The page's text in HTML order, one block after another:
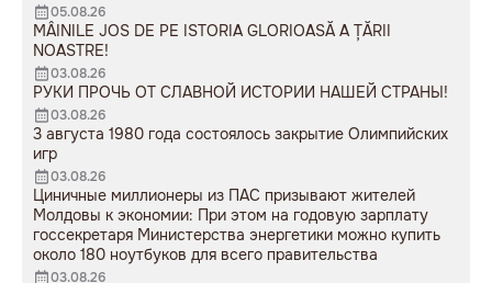
05.08.26
MÂINILE JOS DE PE ISTORIA GLORIOASĂ A ȚĂRII
NOASTRE!
03.08.26
РУКИ ПРОЧЬ ОТ СЛАВНОЙ ИСТОРИИ НАШЕЙ СТРАНЫ!
03.08.26
3 августа 1980 года состоялось закрытие Олимпийских
игр
03.08.26
Циничные миллионеры из ПАС призывают жителей
Молдовы к экономии: При этом на годовую зарплату
госсекретаря Министерства энергетики можно купить
около 180 ноутбуков для всего правительства
03.08.26